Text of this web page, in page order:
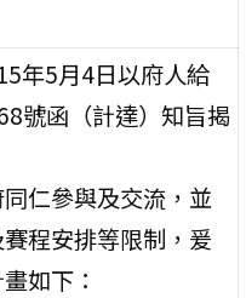
年5月4日以府人給
號函（計達）知旨揭
仁參與及交流，並
程安排等限制，爰
如下：